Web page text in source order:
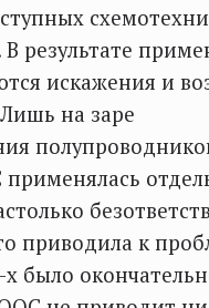
результате
искажения и
на заре
применялась
приводила к
было